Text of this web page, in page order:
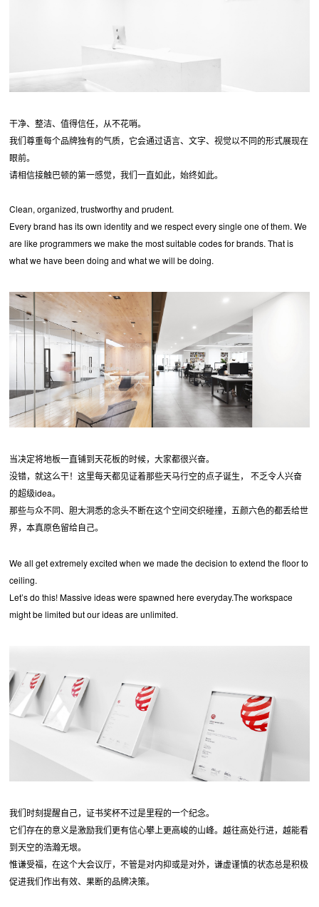
干净、整洁、值得信任，从不花哨。
我们尊重每个品牌独有的气质，它会通过语言、文字、视觉以不同的形式展现在
眼前。
请相信接触巴顿的第一感觉，我们一直如此，始终如此。
Clean, organized, trustworthy and prudent.
Every brand has its own identity and we respect every single one of them. We
are like programmers we make the most suitable codes for brands. That is
what we have been doing and what we will be doing.
当决定将地板一直铺到天花板的时候，大家都很兴奋。
没错，就这么干！这里每天都见证着那些天马行空的点子诞生， 不乏令人兴奋
的超级idea。
那些与众不同、胆大洞悉的念头不断在这个空间交织碰撞，五颜六色的都丢给世
界，本真原色留给自己。
We all get extremely excited when we made the decision to extend the floor to
ceiling.
Let’s do this! Massive ideas were spawned here everyday.The workspace
might be limited but our ideas are unlimited.
我们时刻提醒自己，证书奖杯不过是里程的一个纪念。
它们存在的意义是激励我们更有信心攀上更高峻的山峰。越往高处行进，越能看
到天空的浩瀚无垠。
惟谦受福，在这个大会议厅，不管是对内抑或是对外，谦虚谨慎的状态总是积极
促进我们作出有效、果断的品牌决策。